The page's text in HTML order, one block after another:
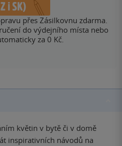
přes Zásilkovnu zdarma.
do výdejního místa nebo
za 0 Kč.
květin v bytě či v domě
inspirativních návodů na